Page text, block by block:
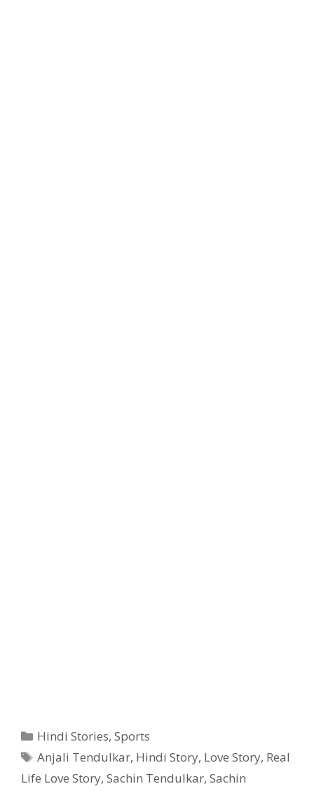
Categories
Hindi Stories,Sports
Tags
Anjali Tendulkar, Hindi Story, Love Story, Real
Life Love Story, Sachin Tendulkar, Sachin